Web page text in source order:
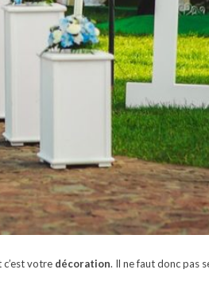
votre décoration. Il ne faut donc pas